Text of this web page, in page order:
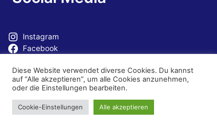
Instagram
Facebook
© 2026 Erlebnis Sprache. Theme von
Diese Website verwendet diverse Cookies. Du kannst
auf “Alle akzeptieren”, um alle Cookies anzunehmen,
oder die Einstellungen bearbeiten.
Cookie-Einstellungen Alle akzeptieren